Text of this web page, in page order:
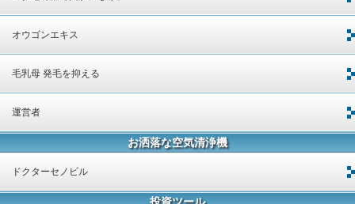
オウゴンエキス
毛乳母 発毛を抑える
運営者
お洒落な空気清浄機
ドクターセノビル